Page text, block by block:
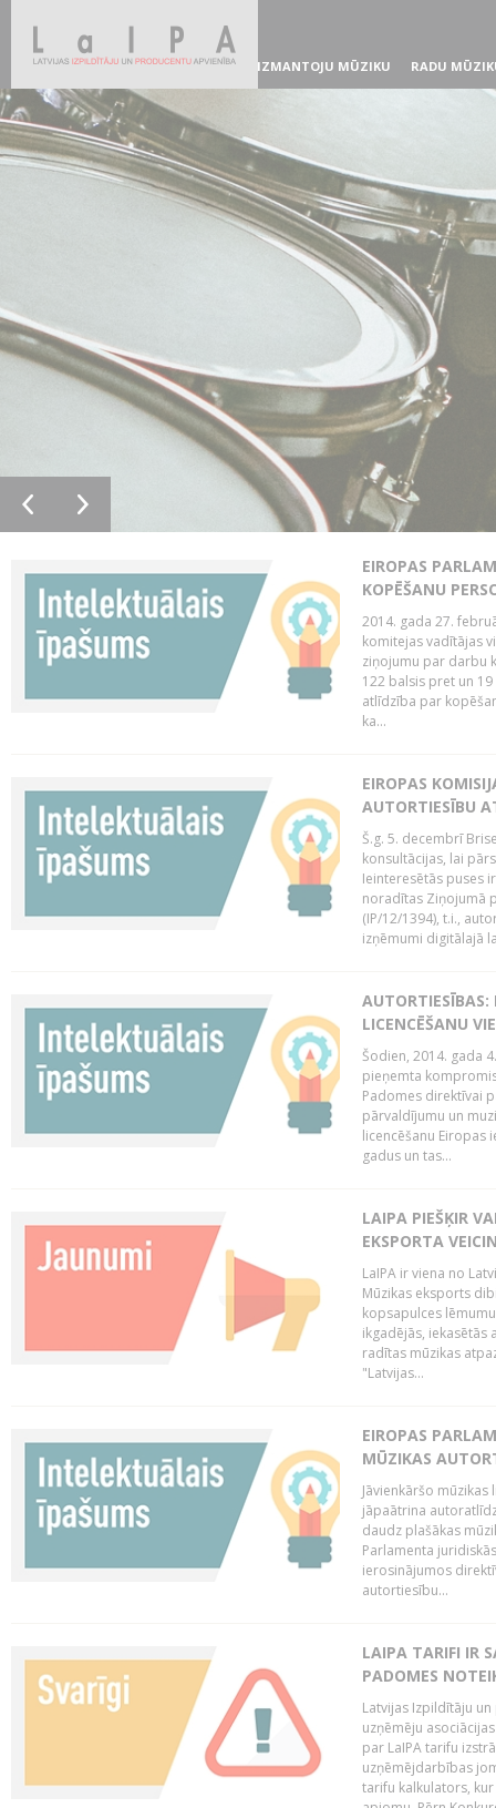
IZMANTOJU MŪZIKU RADU
EIROPAS
KOPĒŠANU
2014. gada 27.
komitejas vadītājas
ziņojumu par darbu
122 balsis pret un
atlīdzība par
ka...
EIROPAS
AUTORTIESĪBU
Š.g. 5. decembrī
konsultācijas, lai
Ieinteresētās puses
noradītas Ziņojumā
(IP/12/1394), t.i.,
izņēmumi digitālajā
AUTORTIESĪBAS:
LICENCĒŠANU
Šodien, 2014. gada
pieņemta
Padomes direktīvai
pārvaldījumu un
licencēšanu Eiropas
gadus un tas...
LAIPA PIEŠĶIR
EKSPORTA
LaIPA ir viena no
Mūzikas eksports
kopsapulces
ikgadējās, iekasētās
radītas mūzikas
"Latvijas...
EIROPAS
MŪZIKAS
Jāvienkāršo
jāpaātrina
daudz plašākas
Parlamenta
ierosinājumos
autortiesību...
LAIPA TARIFI IR
PADOMES
Latvijas Izpildītāju
uzņēmēju
par LaIPA tarifu
uzņēmējdarbības
tarifu kalkulators,